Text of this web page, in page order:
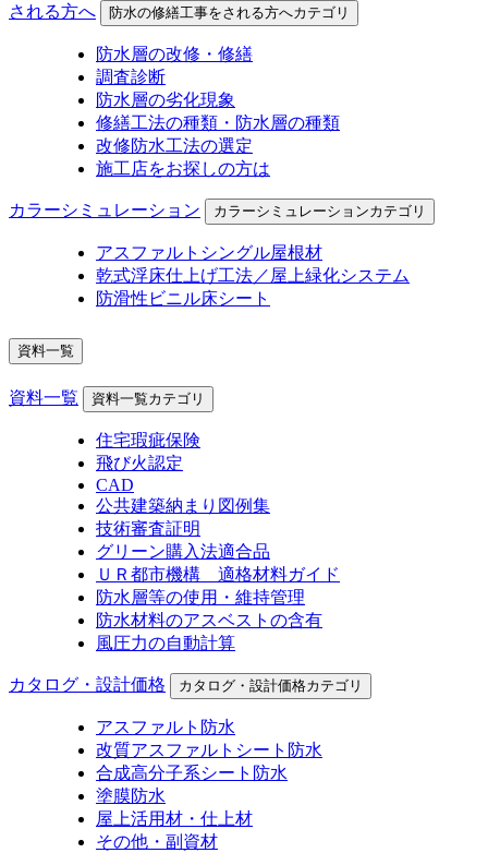
される方へ
防水の修繕工事をされる方へカテゴリ
防水層の改修・修繕
調査診断
防水層の劣化現象
修繕工法の種類・防水層の種類
改修防水工法の選定
施工店をお探しの方は
カラーシミュレーション カラーシミュレーションカテゴリ
アスファルトシングル屋根材
乾式浮床仕上げ工法／屋上緑化システム
防滑性ビニル床シート
資料一覧
資料一覧 資料一覧カテゴリ
住宅瑕疵保険
飛び火認定
CAD
公共建築納まり図例集
技術審査証明
グリーン購入法適合品
ＵＲ都市機構 適格材料ガイド
防水層等の使用・維持管理
防水材料のアスベストの含有
風圧力の自動計算
カタログ・設計価格 カタログ・設計価格カテゴリ
アスファルト防水
改質アスファルトシート防水
合成高分子系シート防水
塗膜防水
屋上活用材・仕上材
その他・副資材